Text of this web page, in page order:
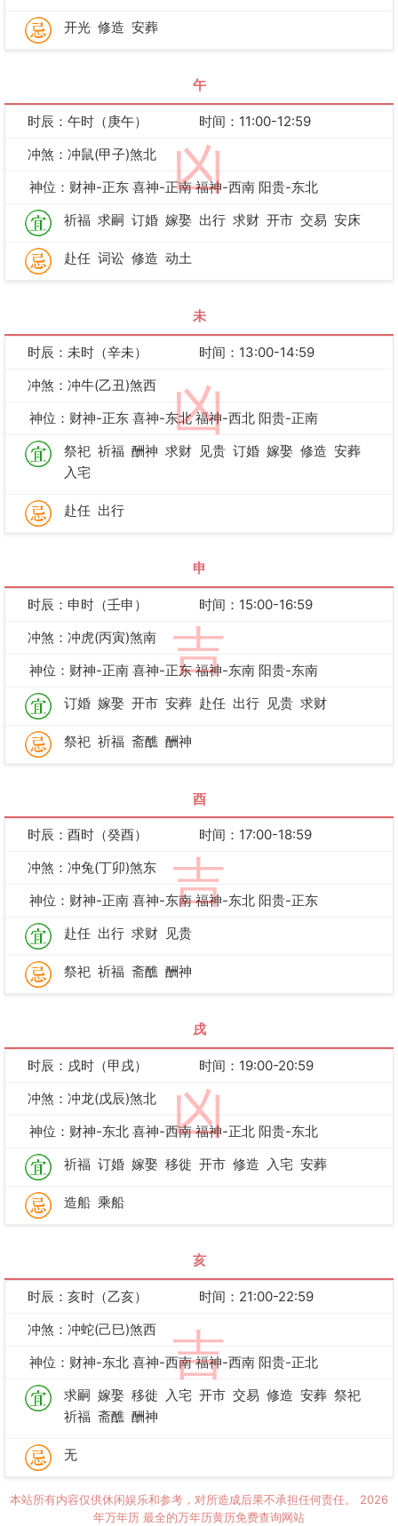
开光 修造 安葬
午
凶
时辰：午时（庚午）
时间：11:00-12:59
冲煞：冲鼠(甲子)煞北
神位：财神-正东 喜神-正南 福神-西南 阳贵-东北
祈福 求嗣 订婚 嫁娶 出行 求财 开市 交易 安床
赴任 词讼 修造 动土
未
凶
时辰：未时（辛未）
时间：13:00-14:59
冲煞：冲牛(乙丑)煞西
神位：财神-正东 喜神-东北 福神-西北 阳贵-正南
祭祀 祈福 酬神 求财 见贵 订婚 嫁娶 修造 安葬
入宅
赴任 出行
申
吉
时辰：申时（壬申）
时间：15:00-16:59
冲煞：冲虎(丙寅)煞南
神位：财神-正南 喜神-正东 福神-东南 阳贵-东南
订婚 嫁娶 开市 安葬 赴任 出行 见贵 求财
祭祀 祈福 斋醮 酬神
酉
吉
时辰：酉时（癸酉）
时间：17:00-18:59
冲煞：冲兔(丁卯)煞东
神位：财神-正南 喜神-东南 福神-东北 阳贵-正东
赴任 出行 求财 见贵
祭祀 祈福 斋醮 酬神
戌
凶
时辰：戌时（甲戌）
时间：19:00-20:59
冲煞：冲龙(戊辰)煞北
神位：财神-东北 喜神-西南 福神-正北 阳贵-东北
祈福 订婚 嫁娶 移徙 开市 修造 入宅 安葬
造船 乘船
亥
吉
时辰：亥时（乙亥）
时间：21:00-22:59
冲煞：冲蛇(己巳)煞西
神位：财神-东北 喜神-西南 福神-西南 阳贵-正北
求嗣 嫁娶 移徙 入宅 开市 交易 修造 安葬 祭祀
祈福 斋醮 酬神
无
本站所有内容仅供休闲娱乐和参考，对所造成后果不承担任何责任。 2026
年万年历 最全的万年历黄历免费查询网站